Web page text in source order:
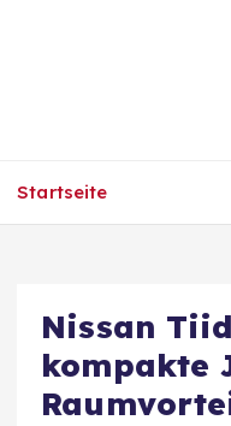
Startseite
Nissan
kompakte